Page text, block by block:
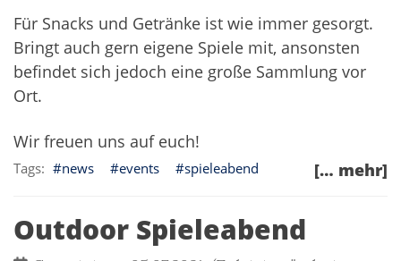
Für Snacks und Getränke ist wie immer gesorgt.
Bringt auch gern eigene Spiele mit, ansonsten
befindet sich jedoch eine große Sammlung vor
Ort.
Wir freuen uns auf euch!
[… mehr]
news events spieleabend
Outdoor Spieleabend